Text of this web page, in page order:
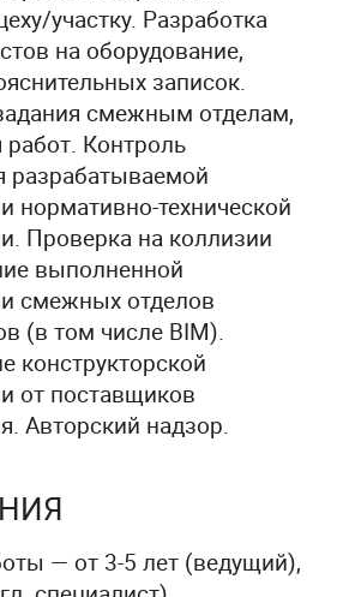
участку. Разработка
на оборудование,
записок.
смежным отделам,
Контроль
разрабатываемой
нормативно-технической
Проверка на коллизии
выполненной
смежных отделов
(в том числе BIM).
конструкторской
от поставщиков
Авторский надзор.
— от 3-5 лет (ведущий),